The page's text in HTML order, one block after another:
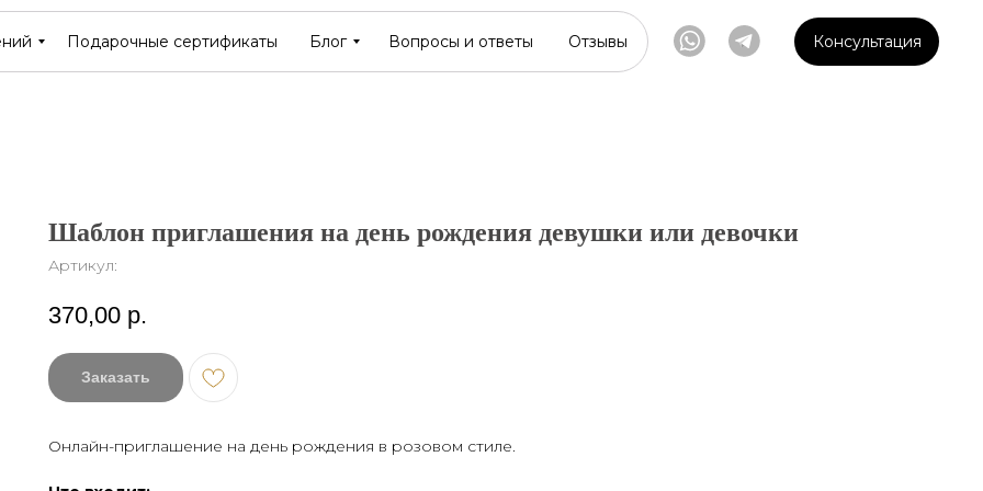
Подарочные сертификаты Блог Вопросы и ответы Отзывы Консультация
Консультация
Подарочные сертификаты Блог Вопросы и ответы Отзывы
Шаблон приглашения на день рождения девушки или девочки
Артикул:
370,00 р.
Заказать
Онлайн-приглашение на день рождения в розовом стиле.